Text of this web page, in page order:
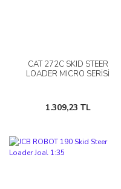
CAT 272C SKID STEER
LOADER MICRO SERİSİ
1.309,23 TL